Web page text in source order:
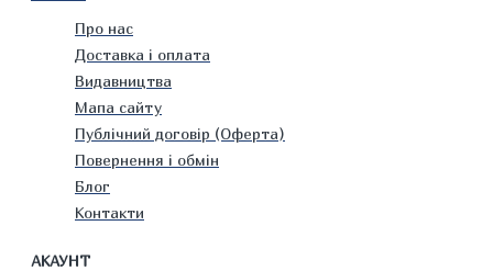
Про нас
Доставка і оплата
Видавництва
Мапа сайту
Публічний договір (Оферта)
Повернення і обмін
Блог
Контакти
АКАУНТ